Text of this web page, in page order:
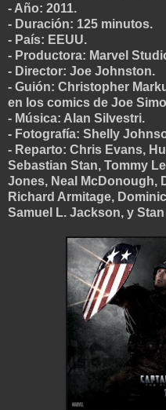
- Año: 2011.
- Duración: 125 minutos.
- País: EEUU.
- Productora: Marvel
- Director: Joe Johnston.
- Guión: Christopher
en los comics de Joe
- Música: Alan Silvestri.
- Fotografía: Shelly
- Reparto: Chris Evans,
Sebastian Stan, Tommy
Jones, Neal McDonough,
Richard Armitage,
Samuel L. Jackson, y